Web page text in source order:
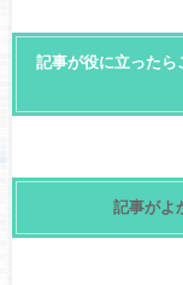
記事が役に立った
記事がよ